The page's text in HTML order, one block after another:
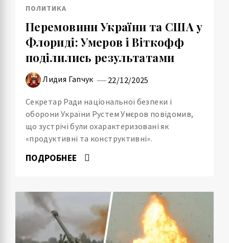
ПОЛИТИКА
Перемовини України та США у
Флориді: Умеров і Віткофф
поділились результатами
Лидия Гапчук 22/12/2025
Секретар Ради національної безпеки і
оборони України Рустем Умєров повідомив,
що зустрічі були охарактеризовані як
«продуктивні та конструктивні».
ПОДРОБНЕЕ